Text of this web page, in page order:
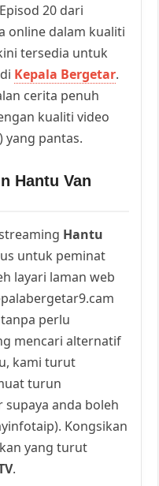
Episod 20 dari
online dalam kualiti
tersedia untuk
Kepala Bergetar.
cerita penuh
kualiti video
yang pantas.
Hantu Van
Hantu
untuk peminat
layari laman web
perlu
mencari alternatif
kami turut
turun
anda boleh
Kongsikan
yang turut
.